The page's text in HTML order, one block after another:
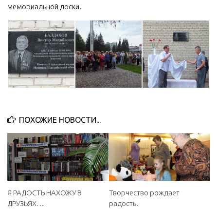
мемориальной доски.
ПОХОЖИЕ НОВОСТИ...
Я РАДОСТЬ НАХОЖУ В
ДРУЗЬЯХ…
Творчество рождает
радость.